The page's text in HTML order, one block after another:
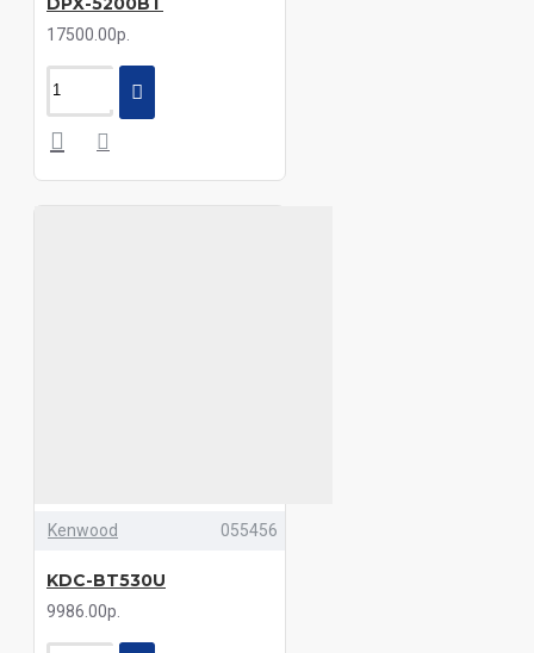
17500.00р.
Kenwood 055456
KDC-BT530U
9986.00р.